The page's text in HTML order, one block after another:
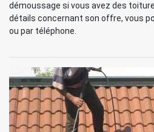
démoussage si vous avez des
détails concernant son offre, vous
ou par téléphone.